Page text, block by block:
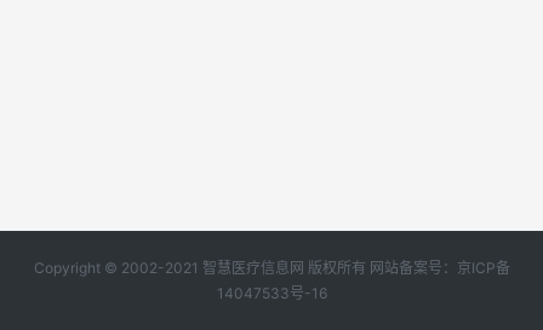
Copyright © 2002-2021 智慧医疗信息网 版权所有 网站备案号： 京ICP备
14047533号-16